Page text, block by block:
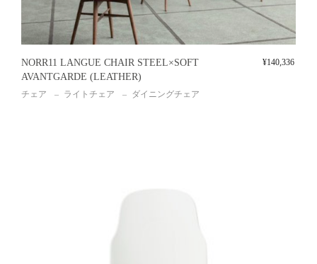
NORR11 LANGUE CHAIR STEEL×SOFT
AVANTGARDE (LEATHER)
チェア ライトチェア ダイニングチェア
¥140,336